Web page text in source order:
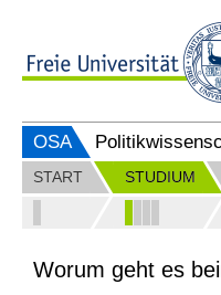
OSA
START STUDIUM
Worum geht es